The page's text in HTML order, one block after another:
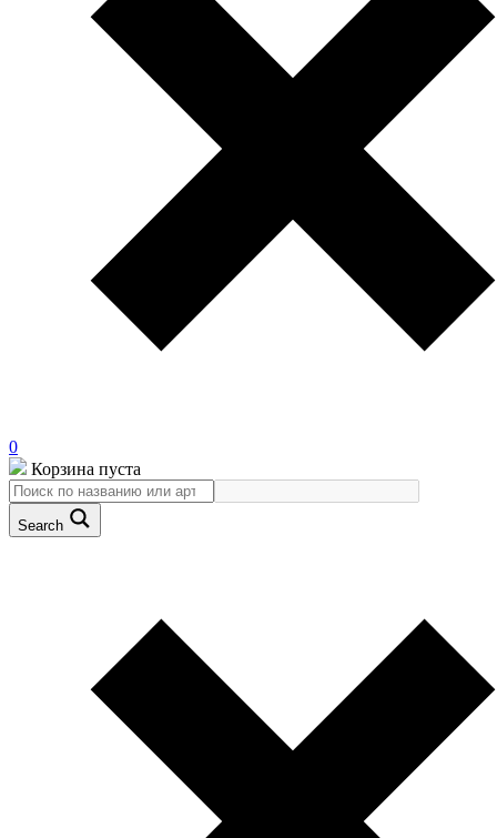
0
Корзина пуста
Search